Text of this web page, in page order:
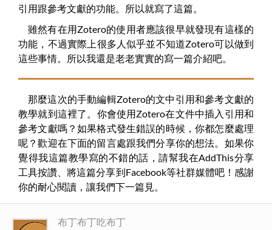
引用跟參考文獻的功能。所以就寫了這篇。
雖然有在用Zotero的使用者應該很早就發現有這樣的
功能，不過實際上很多人似乎並不知道Zotero可以做到
這些事情。所以我還是老老實實的寫一篇介紹吧。
那麼這次的手動編輯Zotero的文中引用和參考文獻的
教學就到這裡了。你會使用Zotero在文件中插入引用和
參考文獻嗎？如果格式發生錯誤的時候，你都怎麼處理
呢？歡迎在下面的留言處跟我們分享你的想法。如果你
覺得我這篇教學寫的不錯的話，請幫我在AddThis分享
工具按讚、將這篇分享到Facebook等社群媒體吧！感謝
你的耐心閱讀，讓我們下一篇見。
布丁布丁吃布丁